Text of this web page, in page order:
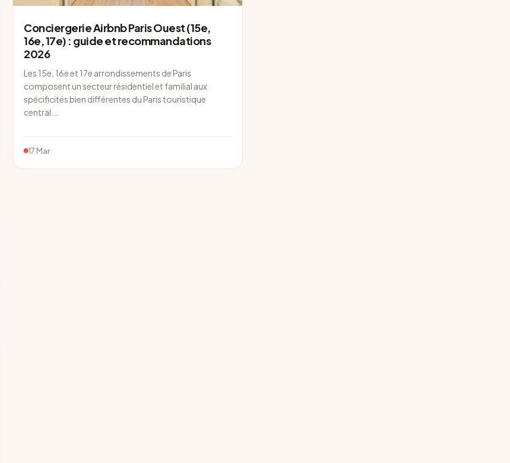
Conciergerie Airbnb Paris Ouest (15e,
16e, 17e) : guide et recommandations
2026
Les 15e, 16e et 17e arrondissements de Paris
composent un secteur résidentiel et familial aux
spécificités bien différentes du Paris touristique
central.…
17 Mar